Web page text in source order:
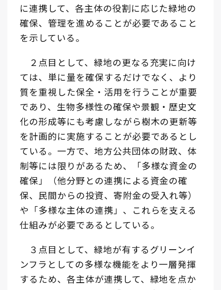
に連携して、各主体の役割に応じた緑地の
確保、管理を進めることが必要であること
を示している。
２点目として、緑地の更なる充実に向け
ては、単に量を確保するだけでなく、より
質を重視した保全・活用を行うことが重要
であり、生物多様性の確保や景観・歴史文
化の形成等にも考慮しながら樹木の更新等
を計画的に実施することが必要であるとし
ている。一方で、地方公共団体の財政、体
制等には限りがあるため、「多様な資金の
確保」（他分野との連携による資金の確
保、民間からの投資、寄附金の受入れ等）
や「多様な主体の連携」、これらを支える
仕組みが必要であるとしている。
３点目として、緑地が有するグリーンイ
ンフラとしての多様な機能をより一層発揮
するため、各主体が連携して、緑地を点か